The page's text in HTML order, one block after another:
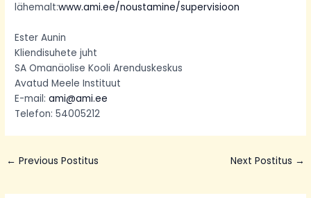
lähemalt:www.ami.ee/noustamine/supervisioon
Ester Aunin
Kliendisuhete juht
SA Omanäolise Kooli Arenduskeskus
Avatud Meele Instituut
E-mail:ami@ami.ee
Telefon: 54005212
← Previous Postitus Next Postitus →